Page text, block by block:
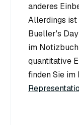
anderes
Allerdings ist
Bueller's
im
quantitative
finden Sie im